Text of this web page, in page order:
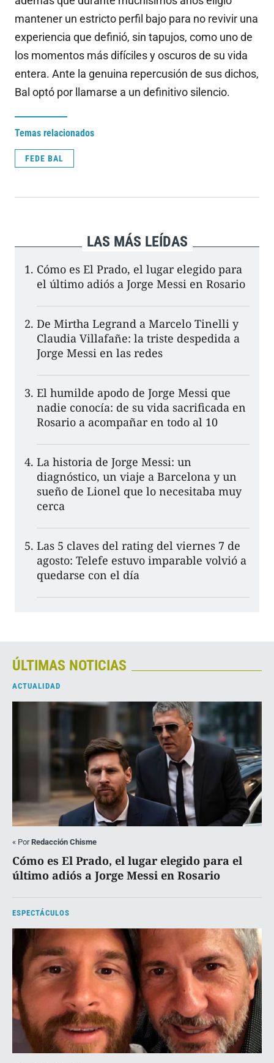
mantener un estricto perfil bajo para no revivir una
experiencia que definió, sin tapujos, como uno de
los momentos más difíciles y oscuros de su vida
entera. Ante la genuina repercusión de sus dichos,
Bal optó por llamarse a un definitivo silencio.
Temas relacionados
FEDE BAL
LAS MÁS LEÍDAS
Cómo es El Prado, el lugar elegido para
el último adiós a Jorge Messi en Rosario
De Mirtha Legrand a Marcelo Tinelli y
Claudia Villafañe: la triste despedida a
Jorge Messi en las redes
El humilde apodo de Jorge Messi que
nadie conocía: de su vida sacrificada en
Rosario a acompañar en todo al 10
La historia de Jorge Messi: un
diagnóstico, un viaje a Barcelona y un
sueño de Lionel que lo necesitaba muy
cerca
Las 5 claves del rating del viernes 7 de
agosto: Telefe estuvo imparable volvió a
quedarse con el día
ÚLTIMAS NOTICIAS
ACTUALIDAD
« PorRedacción Chisme
Cómo es El Prado, el lugar elegido para el
último adiós a Jorge Messi en Rosario
ESPECTÁCULOS